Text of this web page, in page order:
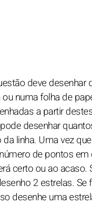
deve desenhar
numa folha de
a partir
desenhar
linha. Uma vez
de pontos em
certo ou ao acaso.
2 estrelas. Se
desenhe uma